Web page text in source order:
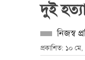
দুই
নিজস্ব
প্রকাশিত: ১০